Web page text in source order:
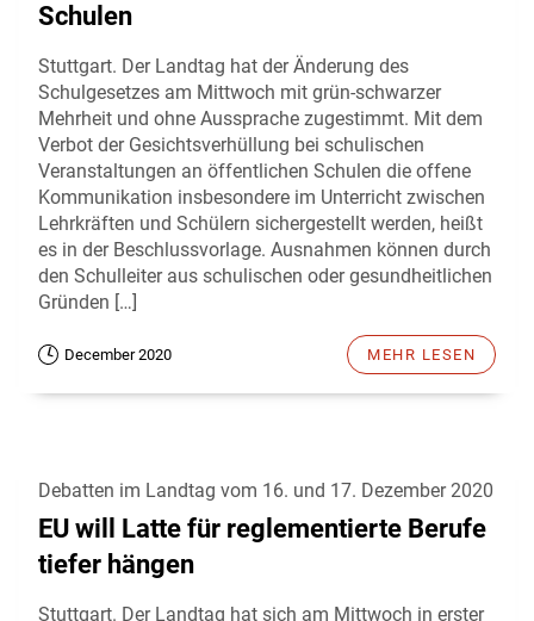
Schulen
Stuttgart. Der Landtag hat der Änderung des
Schulgesetzes am Mittwoch mit grün-schwarzer
Mehrheit und ohne Aussprache zugestimmt. Mit dem
Verbot der Gesichtsverhüllung bei schulischen
Veranstaltungen an öffentlichen Schulen die offene
Kommunikation insbesondere im Unterricht zwischen
Lehrkräften und Schülern sichergestellt werden, heißt
es in der Beschlussvorlage. Ausnahmen können durch
den Schulleiter aus schulischen oder gesundheitlichen
Gründen […]
December 2020 MEHR LESEN
Debatten im Landtag vom 16. und 17. Dezember 2020
EU will Latte für reglementierte Berufe
tiefer hängen
Stuttgart. Der Landtag hat sich am Mittwoch in erster